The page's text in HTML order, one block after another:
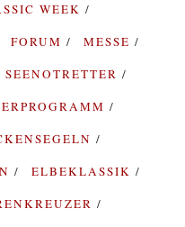
WEEK
FORUM
MESSE
SEENOTRETTER
ELBEKLASSIK